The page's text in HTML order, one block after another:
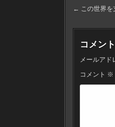
投
稿
ナ
ビ
ゲ
ー
← この世界を
コメン
メールアド
コメント ※